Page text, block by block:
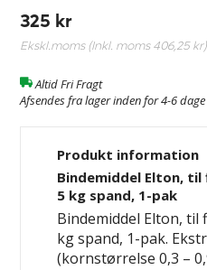
325 kr
Ekskl.moms (Inkl. moms406,25 kr)
Altid Fri Fragt
Afsendes fra lager inden for 4-6 dage
Produkt information
Bindemiddel Elton,
5 kg spand, 1-pak
Bindemiddel Elton,
kg spand, 1-pak.
(kornstørrelse 0,3 –